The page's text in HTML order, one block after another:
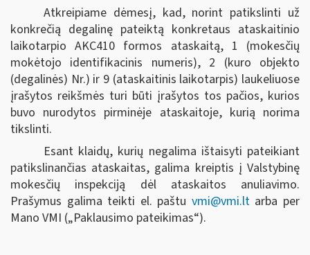
Atkreipiame dėmesį, kad, norint patikslinti už
konkrečią degalinę pateiktą konkretaus ataskaitinio
laikotarpio AKC410 formos ataskaitą, 1 (mokesčių
mokėtojo identifikacinis numeris), 2 (kuro objekto
(degalinės) Nr.) ir 9 (ataskaitinis laikotarpis) laukeliuose
įrašytos reikšmės turi būti įrašytos tos pačios, kurios
buvo nurodytos pirminėje ataskaitoje, kurią norima
tikslinti.
Esant klaidų, kurių negalima ištaisyti pateikiant
patikslinančias ataskaitas, galima kreiptis į Valstybinę
mokesčių inspekciją dėl ataskaitos anuliavimo.
Prašymus galima teikti el. paštu vmi@vmi.ltarba per
Mano VMI („Paklausimo pateikimas“).